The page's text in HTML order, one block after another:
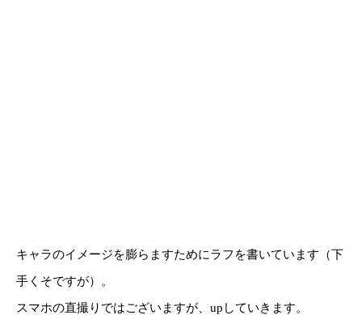
キャラのイメージを膨らますためにラフを書いています（下
手くそですが）。
スマホの直撮りではございますが、upしていきます。